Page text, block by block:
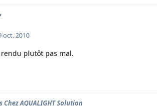
oct. 2010
plutôt pas mal.
AQUALIGHT Solution